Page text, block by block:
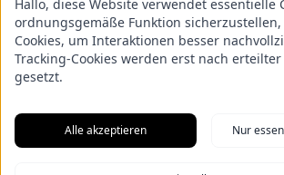
Kooperation & Zusammenarbeit
Kundenbereich
Presse
Über uns
Service/Partner
Blogger-Datenbank
Hallo, diese Website verwendet essentielle
ordnungsgemäße Funktion sicherzustellen,
Cookies, um Interaktionen besser
Tracking-Cookies werden erst nach
gesetzt.
Alle akzeptieren Nur